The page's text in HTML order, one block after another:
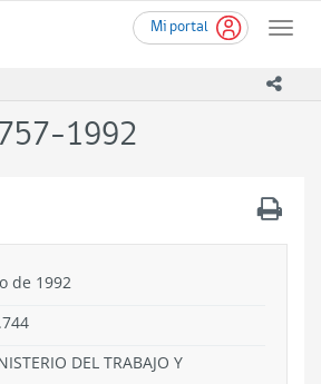
Mi portal
Toggle
1992
de 1992
DEL TRABAJO Y